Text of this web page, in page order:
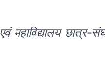
महाविद्यालय छात्र-